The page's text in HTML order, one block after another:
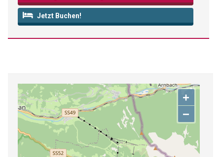
Jetzt Buchen!
+
−